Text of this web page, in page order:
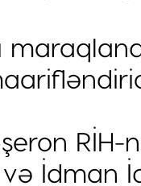
RİH-
İdman